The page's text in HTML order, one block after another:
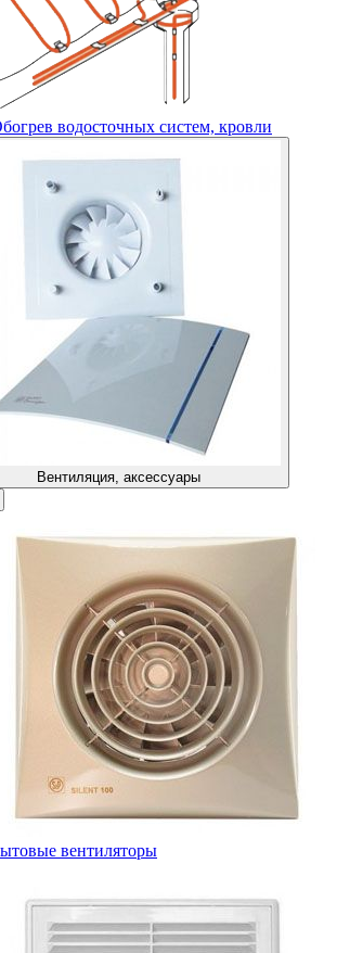
водосточных систем, кровли
Вентиляция, аксессуары
вентиляторы